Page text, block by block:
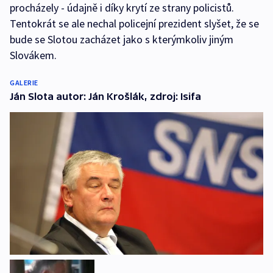
procházely - údajně i díky krytí ze strany policistů.
Tentokrát se ale nechal policejní prezident slyšet, že se
bude se Slotou zacházet jako s kterýmkoliv jiným
Slovákem.
GALERIE
Ján Slota autor: Ján Krošlák, zdroj: Isifa